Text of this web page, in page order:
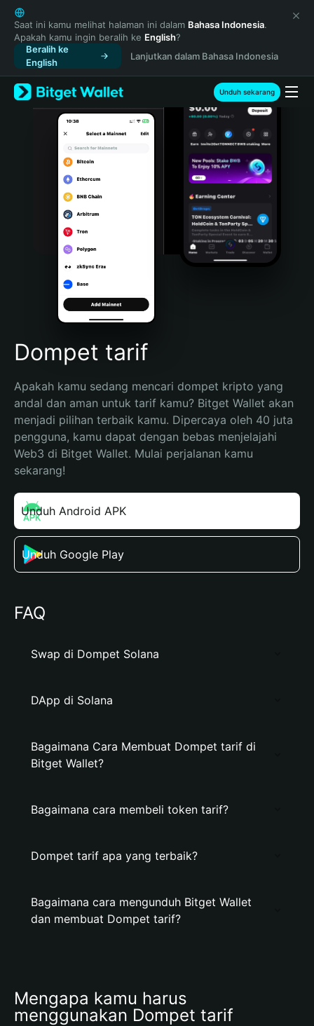
English
日本語
Tiếng Việt
Русский
Español (Latinoamérica)
Türkçe
Italiano
Português (Portugal)
Bahasa Indonesia
Português (Brasil)
Español (Argentina)
Saat ini kamu melihat halaman ini dalam Bahasa Indonesia.
Apakah kamu ingin beralih ke English?
Beralih ke
English
Lanjutkan dalam Bahasa Indonesia
Unduh sekarang
Dompet tarif
Apakah kamu sedang mencari dompet kripto yang
andal dan aman untuk tarif kamu? Bitget Wallet akan
menjadi pilihan terbaik kamu. Dipercaya oleh 40 juta
pengguna, kamu dapat dengan bebas menjelajahi
Web3 di Bitget Wallet. Mulai perjalanan kamu
sekarang!
Unduh Android APK
Unduh Google Play
FAQ
Swap di Dompet Solana
DApp di Solana
Bagaimana Cara Membuat Dompet tarif di
Bitget Wallet?
Bagaimana cara membeli token tarif?
Dompet tarif apa yang terbaik?
Bagaimana cara mengunduh Bitget Wallet
dan membuat Dompet tarif?
Mengapa kamu harus
menggunakan Dompet tarif